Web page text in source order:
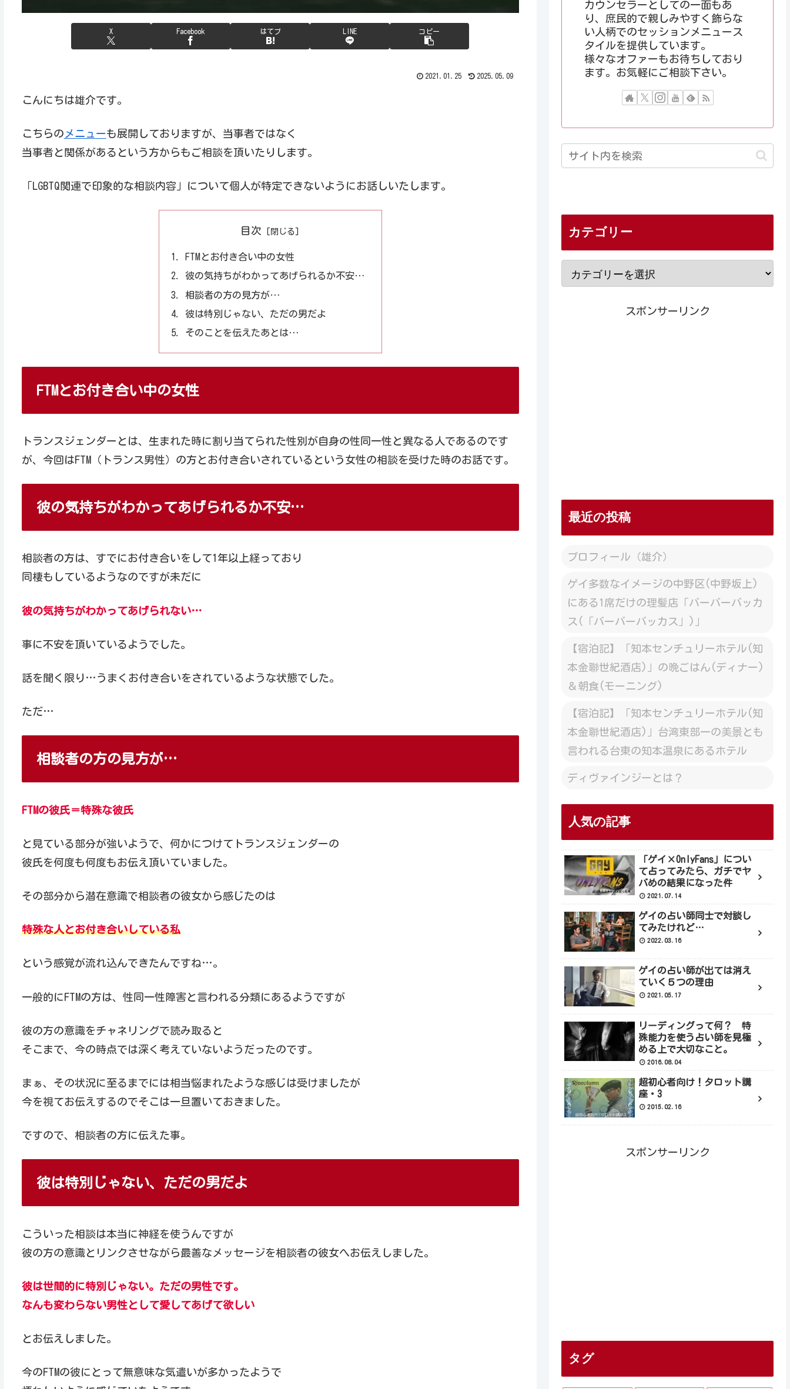
X Facebook はてブ LINE コピー
2021.01.25 2025.05.09
こんにちは雄介です。
こちらの メニューも展開しておりますが、当事者ではなく
当事者と関係があるという方からもご相談を頂いたりします。
「LGBTQ関連で印象的な相談内容」について個人が特定できないようにお話しいたします。
目次
FTMとお付き合い中の女性
彼の気持ちがわかってあげられるか不安…
相談者の方の見方が…
彼は特別じゃない、ただの男だよ
そのことを伝えたあとは…
FTMとお付き合い中の女性
トランスジェンダーとは、生まれた時に割り当てられた性別が自身の性同一性と異なる人であるのです
が、今回はFTM（トランス男性）の方とお付き合いされているという女性の相談を受けた時のお話です。
彼の気持ちがわかってあげられるか不安…
相談者の方は、すでにお付き合いをして1年以上経っており
同棲もしているようなのですが未だに
彼の気持ちがわかってあげられない…
事に不安を頂いているようでした。
話を聞く限り…うまくお付き合いをされているような状態でした。
ただ…
相談者の方の見方が…
FTMの彼氏＝特殊な彼氏
と見ている部分が強いようで、何かにつけてトランスジェンダーの
彼氏を何度も何度もお伝え頂いていました。
その部分から潜在意識で相談者の彼女から感じたのは
特殊な人とお付き合いしている私
という感覚が流れ込んできたんですね…。
一般的にFTMの方は、性同一性障害と言われる分類にあるようですが
彼の方の意識をチャネリングで読み取ると
そこまで、今の時点では深く考えていないようだったのです。
まぁ、その状況に至るまでには相当悩まれたような感じは受けましたが
今を視てお伝えするのでそこは一旦置いておきました。
ですので、相談者の方に伝えた事。
彼は特別じゃない、ただの男だよ
こういった相談は本当に神経を使うんですが
彼の方の意識とリンクさせながら最善なメッセージを相談者の彼女へお伝えしました。
彼は世間的に特別じゃない。ただの男性です。
なんも変わらない男性として愛してあげて欲しい
とお伝えしました。
今のFTMの彼にとって無意味な気遣いが多かったようで
カウンセラーとしての一面もあ
り、庶民的で親しみやすく飾らな
い人柄でのセッションメニュース
タイルを提供しています。
様々なオファーもお待ちしており
ます。お気軽にご相談下さい。
カテゴリー
スポンサーリンク
最近の投稿
プロフィール（雄介）
ゲイ多数なイメージの中野区(中野坂上)
にある1席だけの理髪店「バーバーバッカ
ス(「バーバーバッカス」)」
【宿泊記】「知本センチュリーホテル(知
本金聯世紀酒店)」の晩ごはん(ディナー)
＆朝食(モーニング)
【宿泊記】「知本センチュリーホテル(知
本金聯世紀酒店)」台湾東部一の美景とも
言われる台東の知本温泉にあるホテル
ディヴァインジーとは？
人気の記事
「ゲイ×OnlyFans」につい
て占ってみたら、ガチでヤ
バめの結果になった件
2021.07.14
ゲイの占い師同士で対談し
てみたけれど…
2022.03.16
ゲイの占い師が出ては消え
ていく５つの理由
2021.05.17
リーディングって何？ 特
殊能力を使う占い師を見極
める上で大切なこと。
2016.08.04
超初心者向け！タロット講
座・3
2015.02.16
スポンサーリンク
タグ